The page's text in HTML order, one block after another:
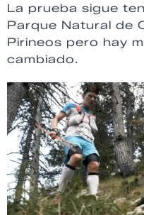
La prueba sigue
Parque Natural de
Pirineos pero hay
cambiado.